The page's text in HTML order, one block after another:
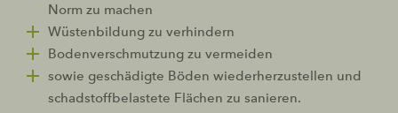
Norm zu machen
Wüstenbildung zu verhindern
Bodenverschmutzung zu vermeiden
sowie geschädigte Böden wiederherzustellen und
schadstoffbelastete Flächen zu sanieren.